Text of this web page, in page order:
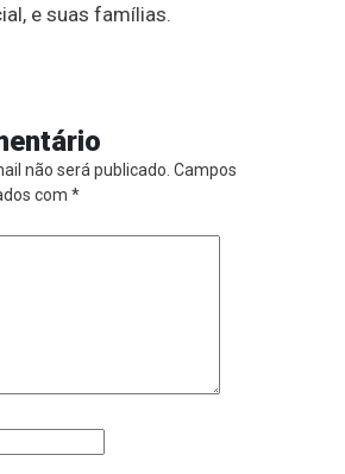
e suas famílias.
não será publicado. Campos
com *